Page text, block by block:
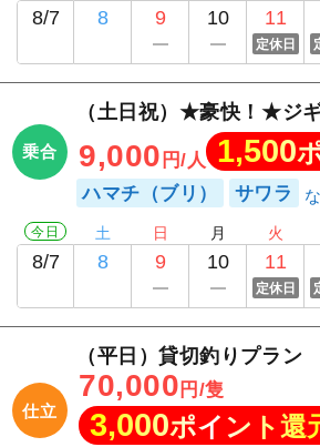
8/7 8 9 10 11
定休日
乗合
（土日祝）★豪快！★ジ
9,000 円/人 1,500
ハマチ（ブリ） サワラ
今日
8/7
土
8
日
9
月
10
火
11
定休日
仕立
（平日）貸切釣りプラン
70,000 円/隻
3,000ポイント還